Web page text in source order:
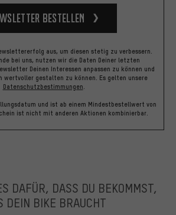
bestellen
aus, um diesen stetig zu verbessern.
bei uns, nutzen wir die Daten Deiner letzten
Deinen Interessen anpassen zu können und
wertvoller gestalten zu können. Es gelten unsere
Datenschutzbestimmungen.
und ist ab einem Mindestbestellwert von
ist nicht mit anderen Aktionen kombinierbar.
DAFÜR, DASS DU BEKOMMST,
DEIN BIKE BRAUCHT